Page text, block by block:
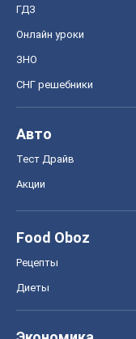
ГДЗ
Онлайн уроки
ЗНО
СНГ решебники
Авто
Тест Драйв
Акции
Food Oboz
Рецепты
Диеты